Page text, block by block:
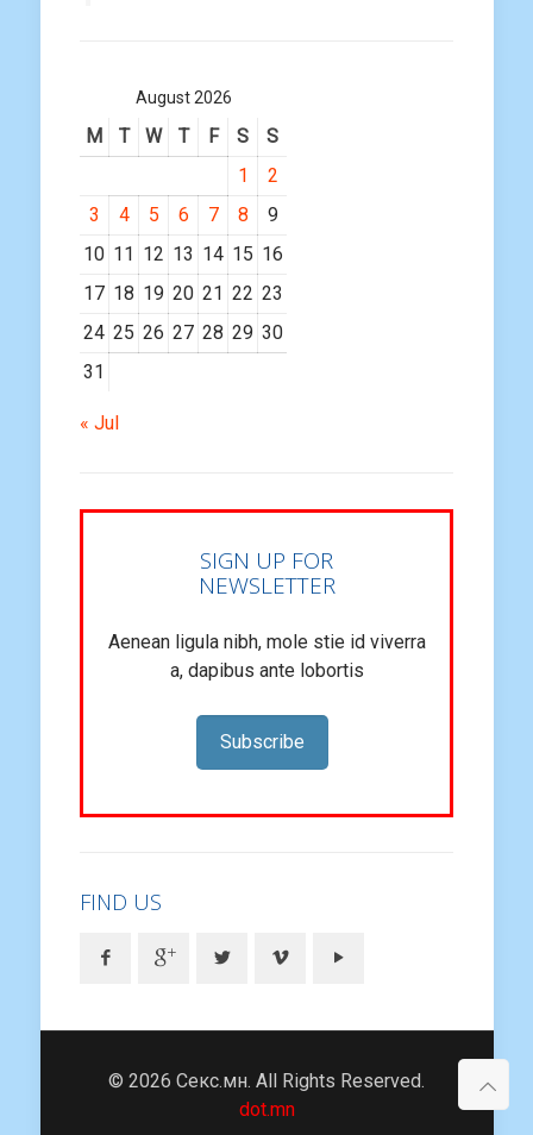
August 2026
M T W T F S
S
1
2
3
4 5 6 7 8
9
10 11 12 13 14 15 16
17 18 19 20 21 22 23
24 25 26 27 28 29 30
31
« Jul
SIGN UP FOR
NEWSLETTER
Aenean ligula nibh, mole stie id viverra
a, dapibus ante lobortis
Subscribe
FIND US
© 2026 Секс.мн. All Rights Reserved.
dot.mn